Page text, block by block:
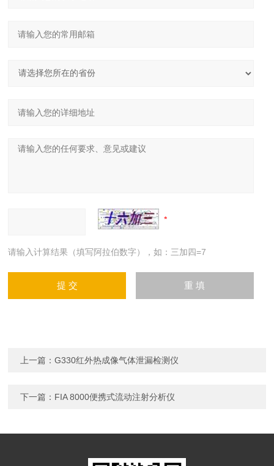
请输入计算结果（填写阿拉伯数字），如：三加四=7
上一篇：G330红外热成像气体泄漏检测仪
下一篇： FIA 8000便携式流动注射分析仪